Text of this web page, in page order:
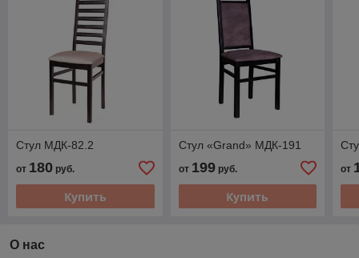
Стул МДК-82.2
от 180 руб.
Купить
Стул «Grand» МДК-191
от 199руб.
Купить
от
О нас